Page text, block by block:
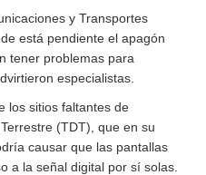
y Transportes
está pendiente el apagón
tener problemas para
especialistas.
los sitios faltantes de
(TDT), que en su
causar que las pantallas
a la señal digital por sí solas.